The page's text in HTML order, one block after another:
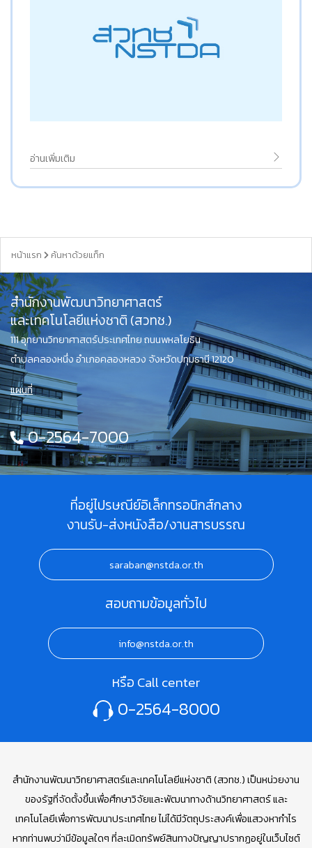
อ่านเพิ่มเติม
หน้าแรก ค้นหาด้วยแท็ก
สำนักงานพัฒนาวิทยาศาสตร์
และเทคโนโลยีแห่งชาติ (สวทช.)
111 อุทยานวิทยาศาสตร์ประเทศไทย ถนนพหลโยธิน
ตำบลคลองหนึ่ง อำเภอคลองหลวง จังหวัดปทุมธานี 12120
แผนที่
0-2564-7000
ที่อยู่ไปรษณีย์อิเล็กทรอนิกส์กลาง
งานรับ-ส่งหนังสือ/งานสารบรรณ
saraban@nstda.or.th
สอบถามข้อมูลทั่วไป
info@nstda.or.th
หรือ Call center
0-2564-8000
สำนักงานพัฒนาวิทยาศาสตร์และเทคโนโลยีแห่งชาติ (สวทช.) เป็นหน่วยงาน
ของรัฐที่จัดตั้งขึ้นเพื่อศึกษาวิจัยและพัฒนาทางด้านวิทยาศาสตร์ และ
เทคโนโลยีเพื่อการพัฒนาประเทศไทย ไม่ได้มีวัตถุประสงค์เพื่อแสวงหากำไร
หากท่านพบว่ามีข้อมูลใดๆ ที่ละเมิดทรัพย์สินทางปัญญาปรากฏอยู่ในเว็บไซต์